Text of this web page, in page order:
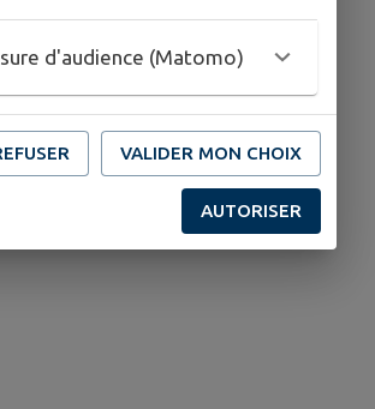
d'audience (Matomo)
VALIDER MON CHOIX
AUTORISER